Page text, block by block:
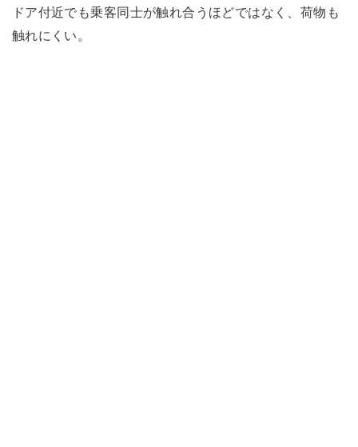
ドア付近でも乗客同士が触れ合うほどではなく、荷物も
触れにくい。